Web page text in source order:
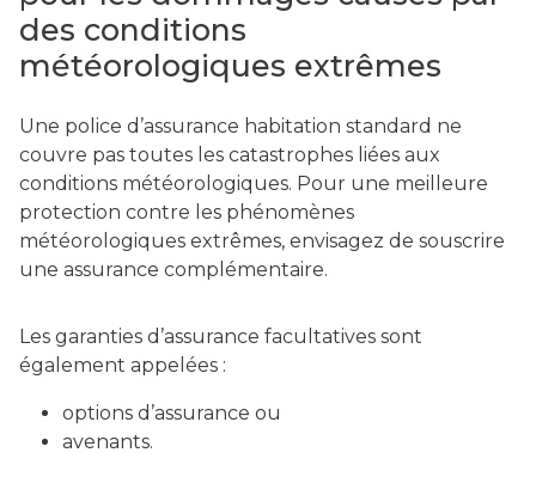
des conditions
météorologiques extrêmes
Une police d’assurance habitation standard ne
couvre pas toutes les catastrophes liées aux
conditions météorologiques. Pour une meilleure
protection contre les phénomènes
météorologiques extrêmes, envisagez de souscrire
une assurance complémentaire.
Les garanties d’assurance facultatives sont
également appelées :
options d’assurance ou
avenants.